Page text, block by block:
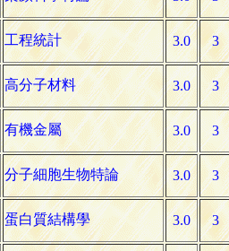
工程統計 3.0 3
高分子材料 3.0 3
有機金屬 3.0 3
分子細胞生物特論 3.0 3
蛋白質結構學 3.0 3